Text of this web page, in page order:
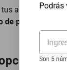
Podrás
Son 5
abrigos
de piel
de